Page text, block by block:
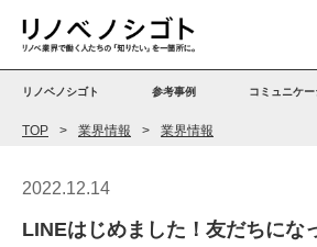
リノベノシゴト 参考事例 コミュニケ
TOP 業界情報 業界情報
2022.12.14
LINEはじめました！友だちにな